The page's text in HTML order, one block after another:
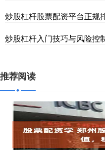
炒股杠杆股票配资平台正规
炒股杠杆入门技巧与风险控
推荐阅读